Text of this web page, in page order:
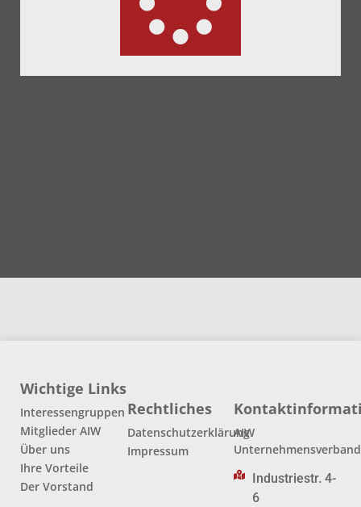
Wichtige Links
Interessengruppen
Mitglieder AIW
Über uns
Ihre Vorteile
Der Vorstand
Rechtliches
Datenschutzerklärung
Impressum
AIW
Unternehmensverband
Industriestr. 4-
6